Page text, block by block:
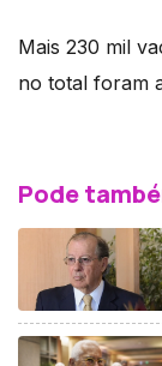
Mais 230 mil
no total foram
Pode